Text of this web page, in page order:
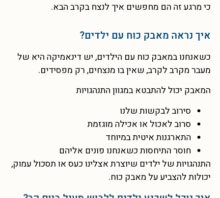
כי מרגע זה הם מחפשים איך לנצח בקרב הבא.
איך נראה מאבק כוח עם ילדים?
כשאנחנו במאבק כוח עם הילדים, יש דינאמיקה היא של
מעבר מקרב לקרב, שאין בו מנצחים, רק מפסידים.
המאבק יכול להתבטא במגוון התנהגויות
סירוב לבקשות שלנו
סרוב לאכול או אכילה מוגזמת
התארגנות איטית במיוחד
חוסר התיחסות כשאנחנו פונים אליהם
התנהגויות של ילדים שיוצרת אצלינו כעס או תסכול עמוק,
יכולות להצביע על מאבק כוח.